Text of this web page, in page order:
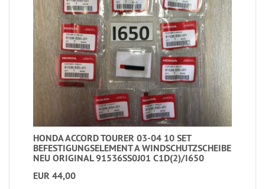
HONDA ACCORD TOURER 03-04 10 SET
BEFESTIGUNGSELEMENT A WINDSCHUTZSCHEIBE
NEU ORIGINAL 91536SS0J01 C1D(2)/I650
EUR 44,00